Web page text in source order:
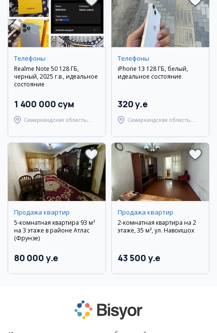
Телефоны
Realme Note 50 128 ГБ,
черный, 2025 г.в., идеальное
состояние
1 400 000 сум
Самаркандская область,
Телефоны
iPhone 13 128 ГБ, белый,
идеальное состояние
320 y.e
Самаркандская область,
Продажа квартир
5-комнатная квартира 93 м²
на 3 этаже в районе Атлас
(Фрунзе)
80 000 y.e
Продажа квартир
2-комнатная квартира на 2
этаже, 35 м², ул. Навоишох
43 500 y.e